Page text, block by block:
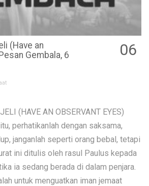
(Have an
Gembala, 6
06
(HAVE AN OBSERVANT EYES)
perhatikanlah dengan saksama,
janganlah seperti orang bebal, tetapi
ini ditulis oleh rasul Paulus kepada
ia sedang berada di dalam penjara.
untuk menguatkan iman jemaat